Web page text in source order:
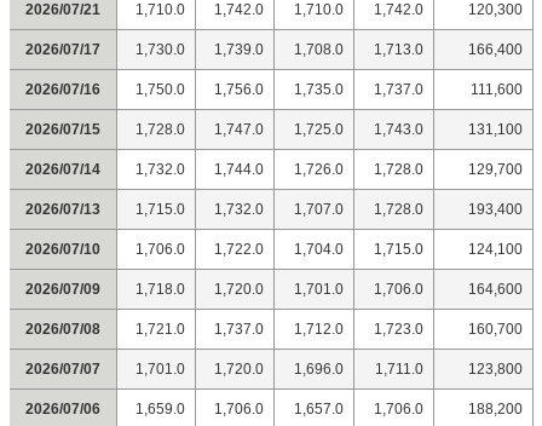
2026/07/21 1,710.0 1,742.0 1,710.0 1,742.0 120,300
2026/07/17 1,730.0 1,739.0 1,708.0 1,713.0 166,400
2026/07/16 1,750.0 1,756.0 1,735.0 1,737.0 111,600
2026/07/15 1,728.0 1,747.0 1,725.0 1,743.0 131,100
2026/07/14 1,732.0 1,744.0 1,726.0 1,728.0 129,700
2026/07/13 1,715.0 1,732.0 1,707.0 1,728.0 193,400
2026/07/10 1,706.0 1,722.0 1,704.0 1,715.0 124,100
2026/07/09 1,718.0 1,720.0 1,701.0 1,706.0 164,600
2026/07/08 1,721.0 1,737.0 1,712.0 1,723.0 160,700
2026/07/07 1,701.0 1,720.0 1,696.0 1,711.0 123,800
2026/07/06 1,659.0 1,706.0 1,657.0 1,706.0 188,200